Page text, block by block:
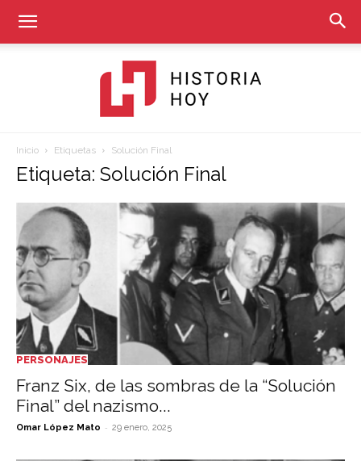
Hoy
Inicio Etiquetas Solución Final
Etiqueta: Solución Final
PERSONAJES
Franz Six, de las sombras de la “Solución
Final” del nazismo...
Omar López Mato - 29 enero, 2025